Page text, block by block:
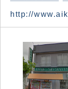
http://